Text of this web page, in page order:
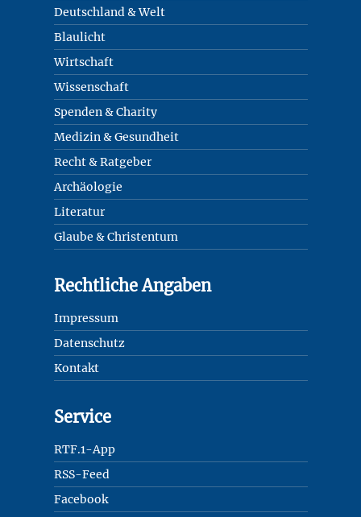
Deutschland & Welt
Blaulicht
Wirtschaft
Wissenschaft
Spenden & Charity
Medizin & Gesundheit
Recht & Ratgeber
Archäologie
Literatur
Glaube & Christentum
Rechtliche Angaben
Impressum
Datenschutz
Kontakt
Service
RTF.1-App
RSS-Feed
Facebook